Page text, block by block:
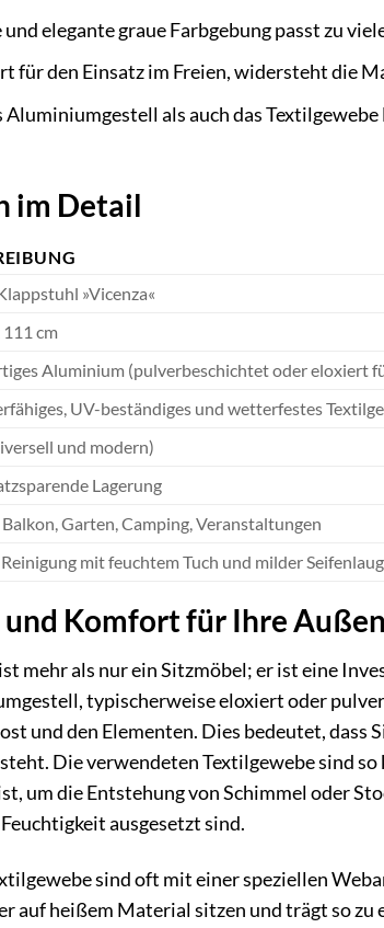
elegante graue Farbgebung passt zu
für den Einsatz im Freien, widersteht die
Aluminiumgestell als auch das
im Detail
»Vicenza«
111 cm
Aluminium (pulverbeschichtet oder eloxiert
UV-beständiges und wetterfestes
und modern)
Lagerung
Balkon, Garten, Camping, Veranstaltungen
mit feuchtem Tuch und milder
Komfort für Ihre
mehr als nur ein Sitzmöbel; er ist eine
typischerweise eloxiert oder
und den Elementen. Dies bedeutet, dass
Die verwendeten Textilgewebe sind
um die Entstehung von Schimmel oder
ausgesetzt sind.
sind oft mit einer speziellen
auf heißem Material sitzen und trägt so